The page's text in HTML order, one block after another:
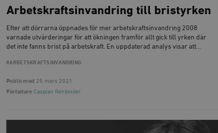
Arbetskraftsinvandring till bristyrken
Efter att dörrarna öppnades för mer arbetskraftsinvandring 2008
varnade utvärderingar för att ökningen framför allt gick till yrken där
det inte fanns brist på arbetskraft. En uppdaterad analys visar att…
#ARBETSKRAFTSINVANDRING
Publicerad 25 mars 2021
Författare Caspian Rehbinder